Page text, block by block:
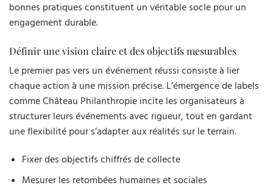
bonnes pratiques constituent un véritable socle pour un
engagement durable.
Définir une vision claire et des objectifs mesurables
Le premier pas vers un événement réussi consiste à lier
chaque action à une mission précise. L’émergence de labels
comme Château Philanthropie incite les organisateurs à
structurer leurs événements avec rigueur, tout en gardant
une flexibilité pour s’adapter aux réalités sur le terrain.
Fixer des objectifs chiffrés de collecte
Mesurer les retombées humaines et sociales